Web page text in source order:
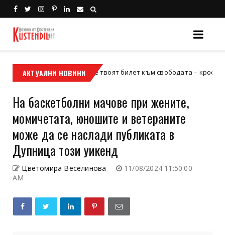
АКТУАЛНИ НОВИНИ
мотор Кой е твоят билет към свободата – кросовият мотор
На баскетболни мачове при жените,
момичетата, юношите и ветераните
може да се наслади публиката в
Дупница този уикенд
Цветомира Веселинова
11/08/2024 11:50:00
AM